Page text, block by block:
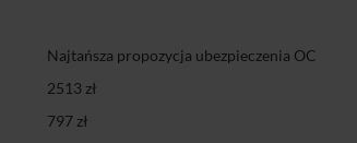
Najtańsza propozycja ubezpieczenia OC
2513 zł
797 zł